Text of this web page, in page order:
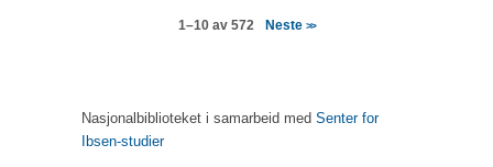
1–10 av 572 Neste >>
Nasjonalbiblioteket i samarbeid med Senter for
Ibsen-studier